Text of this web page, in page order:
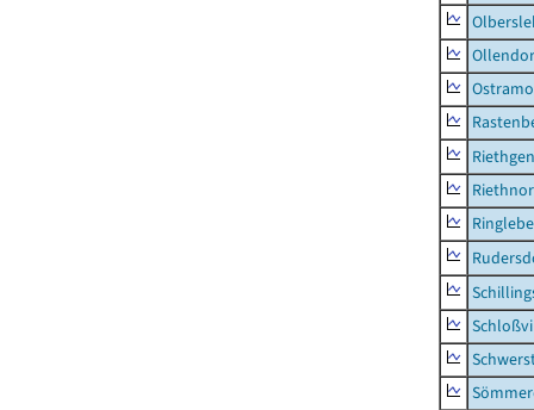
Riethgen